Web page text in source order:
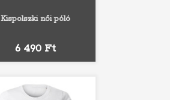
Kispolszki női póló
Ár
6 490 Ft